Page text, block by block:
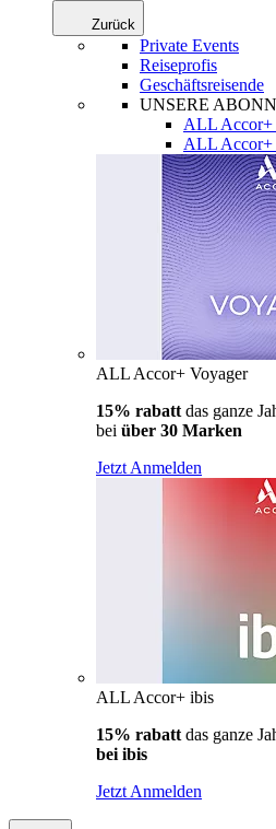
Zurück
Private Events
Reiseprofis
Geschäftsreisende
UNSERE
ALL Accor+
ALL Accor+
ALL Accor+ Voyager
15% rabatt das ganze
bei über 30 Marken
Jetzt Anmelden
ALL Accor+ ibis
15% rabatt das ganze
bei ibis
Jetzt Anmelden